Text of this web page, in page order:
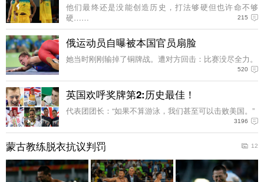
他们最终还是没能创造历史，打法够硬但也许命不够
硬……
215
俄运动员自曝被本国官员扇脸
她当时刚刚输掉了铜牌战。遭对方回击：比赛没尽全力。
520
英国欢呼奖牌第2:历史最佳！
代表团团长：“如果不算游泳，我们甚至可以击败美国。”
3196
蒙古教练脱衣抗议判罚 12